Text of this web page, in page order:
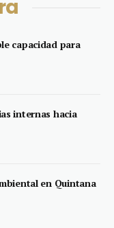
capacidad para
internas hacia
en Quintana